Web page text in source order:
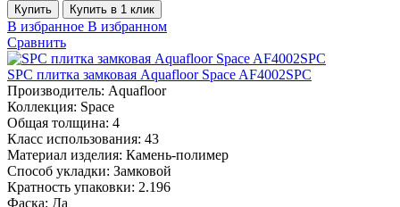
Купить Купить в 1 клик
В избранное В избранном
Сравнить
SPC плитка замковая Aquafloor Space AF4002SPC
Производитель: Aquafloor
Коллекция: Space
Общая толщина: 4
Класс использования: 43
Материал изделия: Камень-полимер
Способ укладки: Замковой
Кратность упаковки: 2.196
Фаска: Да